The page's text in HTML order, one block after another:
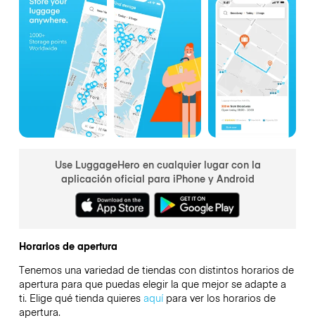
Use LuggageHero en cualquier lugar con la
aplicación oficial para iPhone y Android
Horarios de apertura
Tenemos una variedad de tiendas con distintos horarios de
apertura para que puedas elegir la que mejor se adapte a
ti. Elige qué tienda quieres aquípara ver los horarios de
apertura.